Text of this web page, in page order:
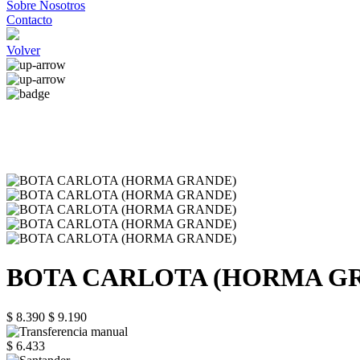
Sobre Nosotros
Contacto
Volver
BOTA CARLOTA (HORMA
$ 8.390 $ 9.190
$ 6.433